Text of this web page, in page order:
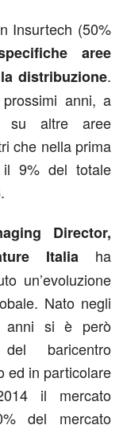
Insurtech (50%
aree
distribuzione.
anni, a
su altre aree
che nella prima
9% del totale
Director,
Italia ha
un’evoluzione
Nato negli
anni si è però
baricentro
ed in particolare
il mercato
del mercato